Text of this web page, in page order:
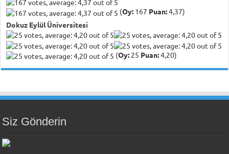
(Oy: 167 Puan:4,37)
Dokuz Eylül Üniversitesi
(Oy: 25 Puan:4,20)
Siz Gönderin